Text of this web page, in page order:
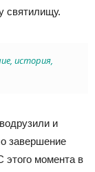
святилищу.
история,
и
завершение
этого момента в